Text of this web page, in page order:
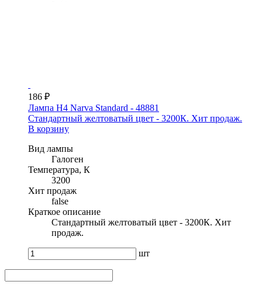
186 ₽
Лампа H4 Narva Standard - 48881
Стандартный желтоватый цвет - 3200К. Хит продаж.
В корзину
Вид лампы
Галоген
Температура, К
3200
Хит продаж
false
Краткое описание
Стандартный желтоватый цвет - 3200К. Хит
продаж.
шт